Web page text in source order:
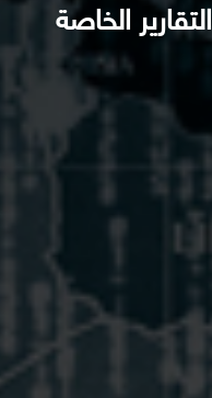
التقارير الخاصة